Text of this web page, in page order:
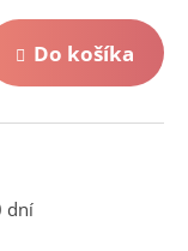
Do košíka
dní